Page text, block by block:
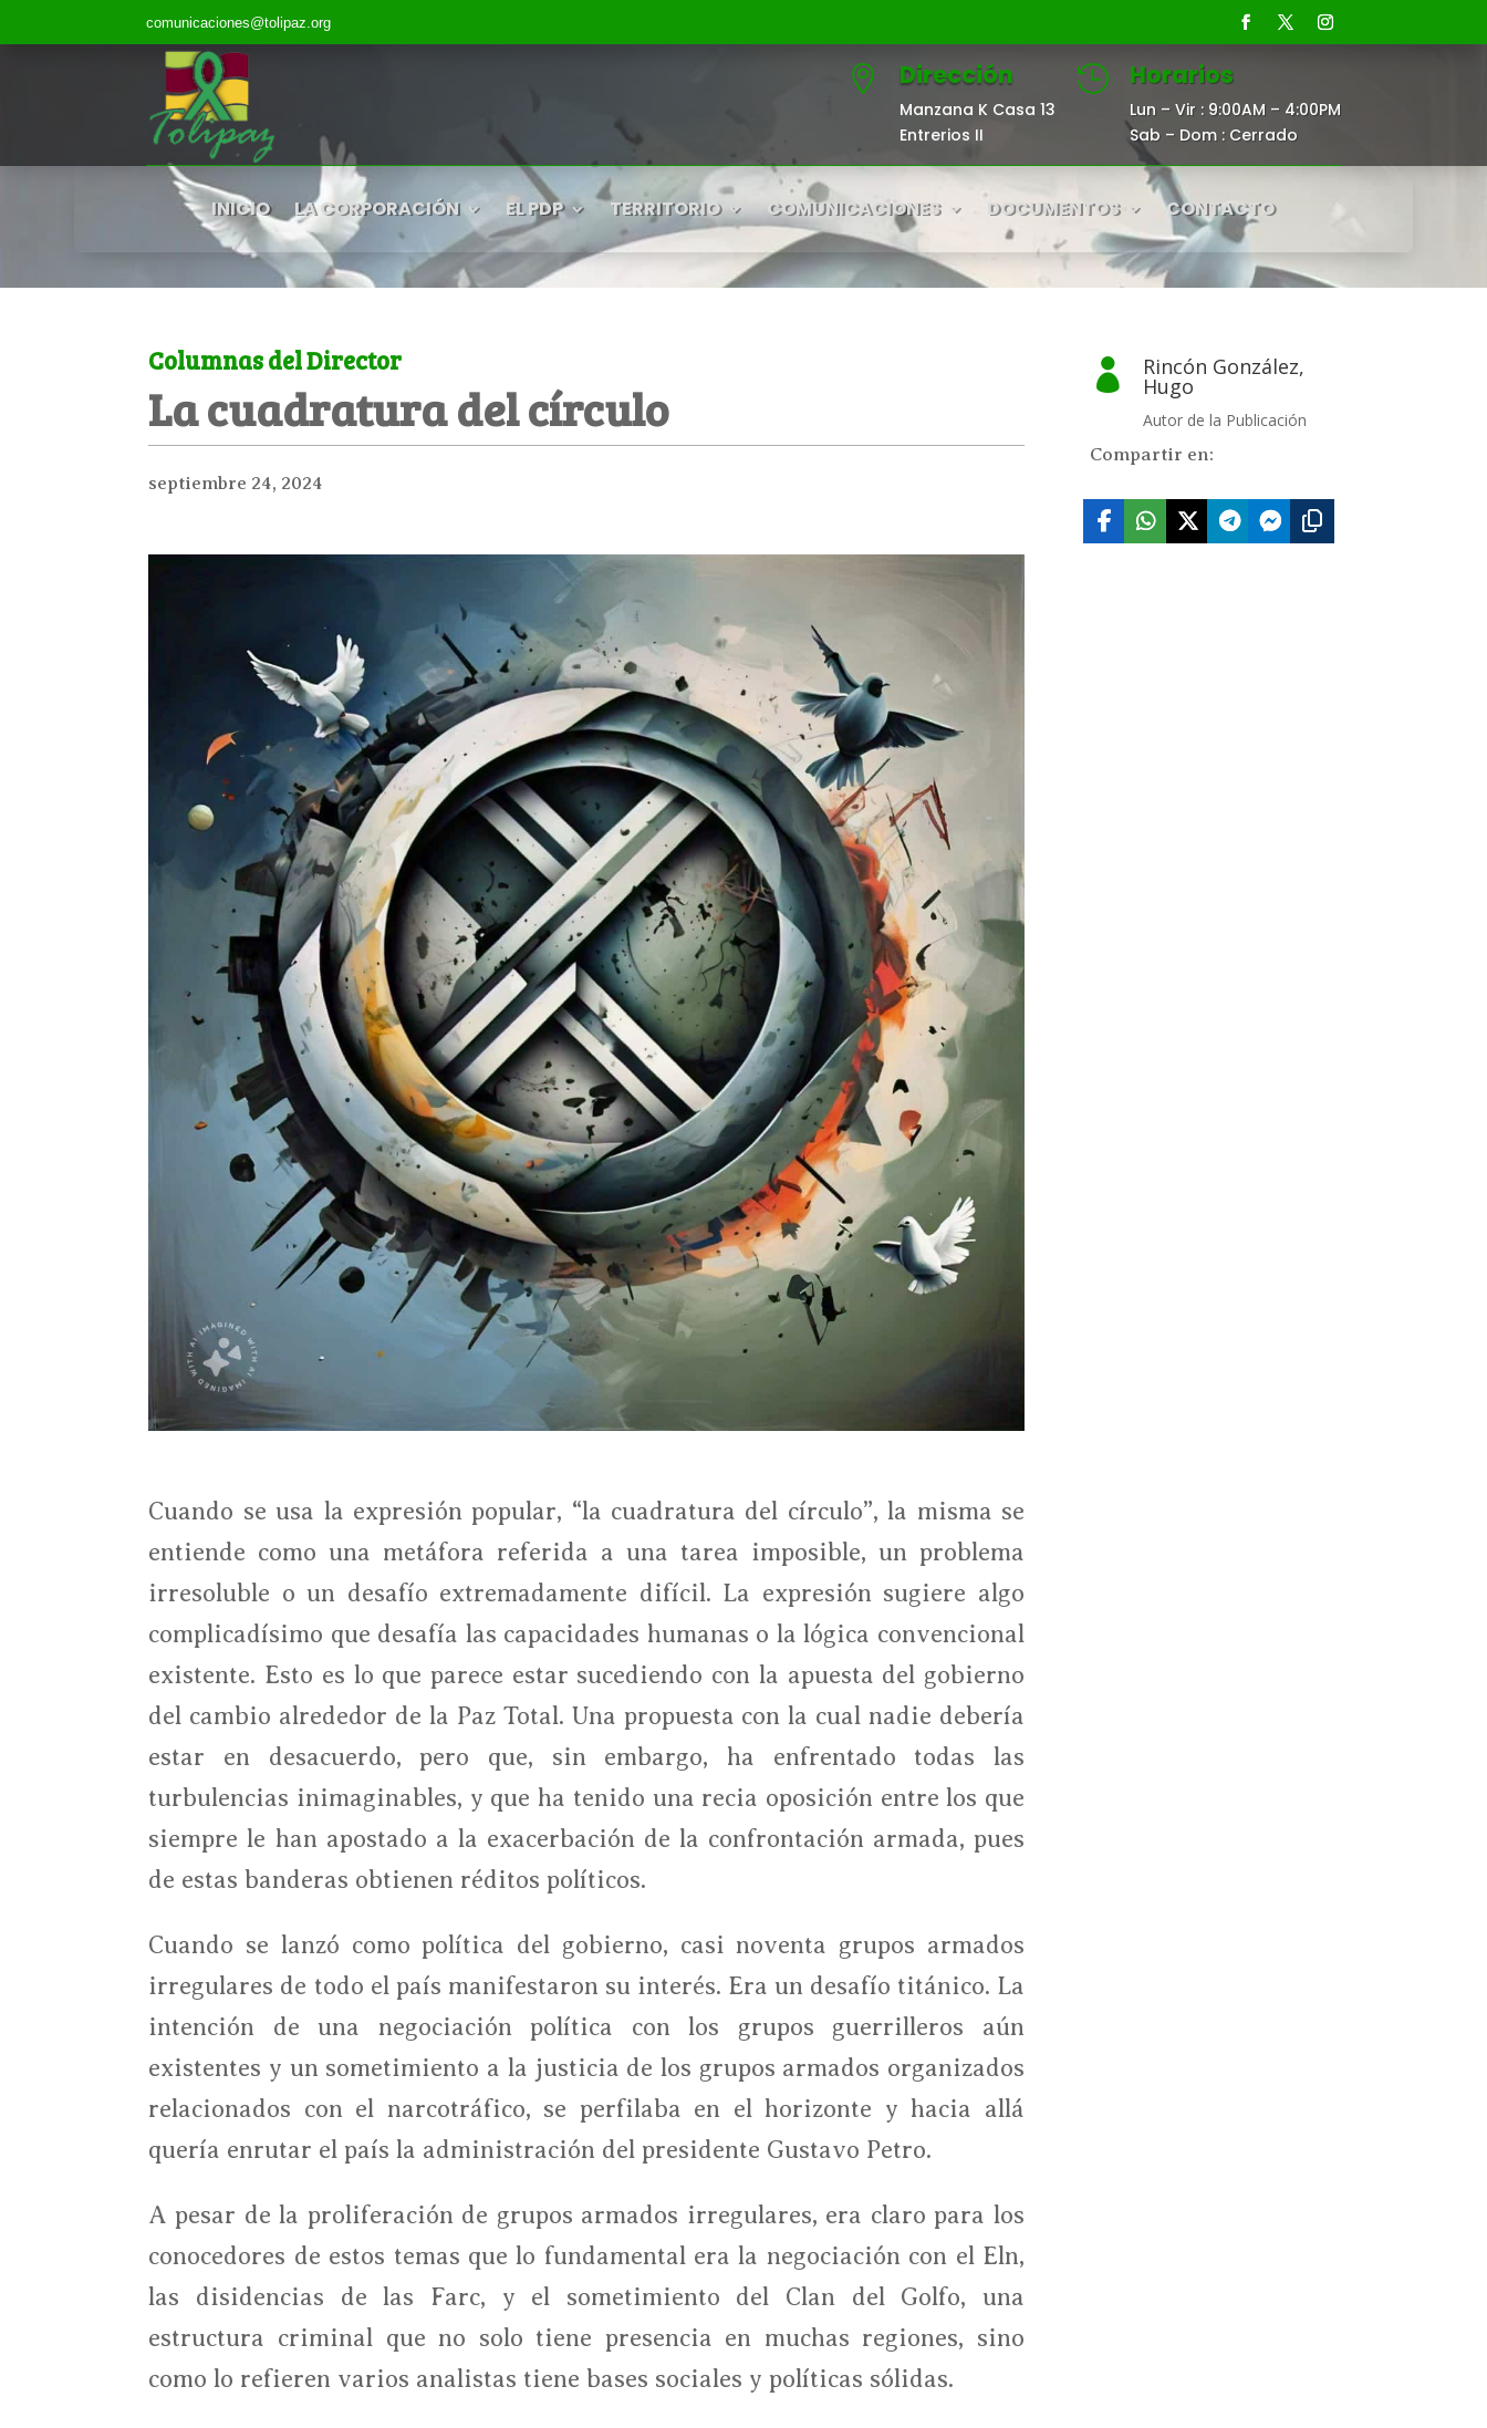
comunicaciones@tolipaz.org
 Dirección
Manzana K Casa 13
Entrerios II
 Horarios
Lun – Vir : 9:00AM – 4:00PM
Sab – Dom : Cerrado
INICIO LA CORPORACIÓN EL PDP TERRITORIO COMUNICACIONES DOCUMENTOS CONTACTO
Columnas del Director
La cuadratura del círculo
septiembre 24, 2024
 Rincón González,
Hugo
Autor de la Publicación
Compartir en:
Cuando se usa la expresión popular, “la cuadratura del círculo”, la misma se
entiende como una metáfora referida a una tarea imposible, un problema
irresoluble o un desafío extremadamente difícil. La expresión sugiere algo
complicadísimo que desafía las capacidades humanas o la lógica convencional
existente. Esto es lo que parece estar sucediendo con la apuesta del gobierno
del cambio alrededor de la Paz Total. Una propuesta con la cual nadie debería
estar en desacuerdo, pero que, sin embargo, ha enfrentado todas las
turbulencias inimaginables, y que ha tenido una recia oposición entre los que
siempre le han apostado a la exacerbación de la confrontación armada, pues
de estas banderas obtienen réditos políticos.
Cuando se lanzó como política del gobierno, casi noventa grupos armados
irregulares de todo el país manifestaron su interés. Era un desafío titánico. La
intención de una negociación política con los grupos guerrilleros aún
existentes y un sometimiento a la justicia de los grupos armados organizados
relacionados con el narcotráfico, se perfilaba en el horizonte y hacia allá
quería enrutar el país la administración del presidente Gustavo Petro.
A pesar de la proliferación de grupos armados irregulares, era claro para los
conocedores de estos temas que lo fundamental era la negociación con el Eln,
las disidencias de las Farc, y el sometimiento del Clan del Golfo, una
estructura criminal que no solo tiene presencia en muchas regiones, sino
como lo refieren varios analistas tiene bases sociales y políticas sólidas.